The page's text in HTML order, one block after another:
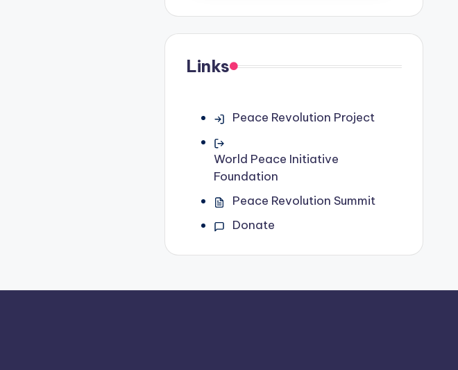
Links
Peace Revolution Project
World Peace Initiative
Foundation
Peace Revolution Summit
Donate